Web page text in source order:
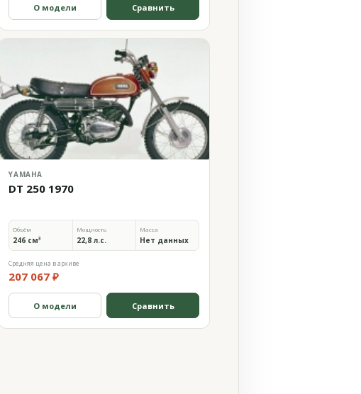
О модели Сравнить
YAMAHA
DT 250 1970
Объём
246 см³
Мощность
22,8 л.с.
Масса
Нет данных
Средняя цена в архиве
207 067 ₽
О модели Сравнить